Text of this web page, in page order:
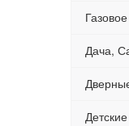
Дача,